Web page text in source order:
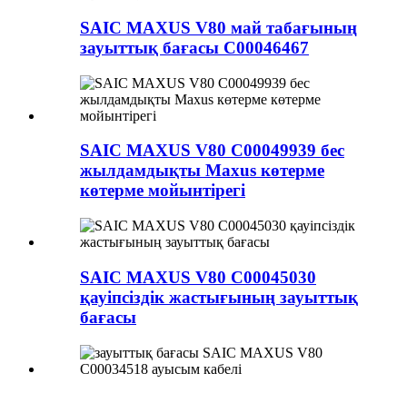
SAIC MAXUS V80 май табағының
зауыттық бағасы C00046467
SAIC MAXUS V80 C00049939 бес
жылдамдықты Maxus көтерме
көтерме мойынтірегі
SAIC MAXUS V80 C00045030
қауіпсіздік жастығының зауыттық
бағасы